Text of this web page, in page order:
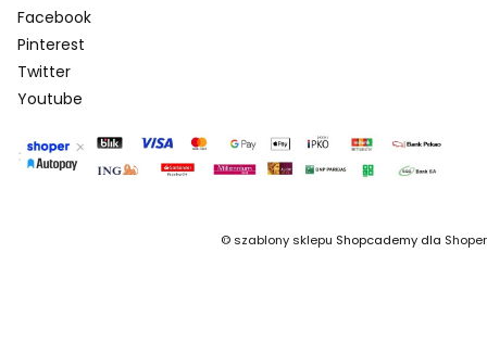
Facebook
Pinterest
Twitter
Youtube
©szablony sklepu Shopcademy dla Shoper